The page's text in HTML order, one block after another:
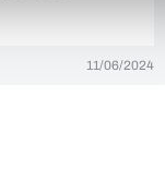
11/06/2024